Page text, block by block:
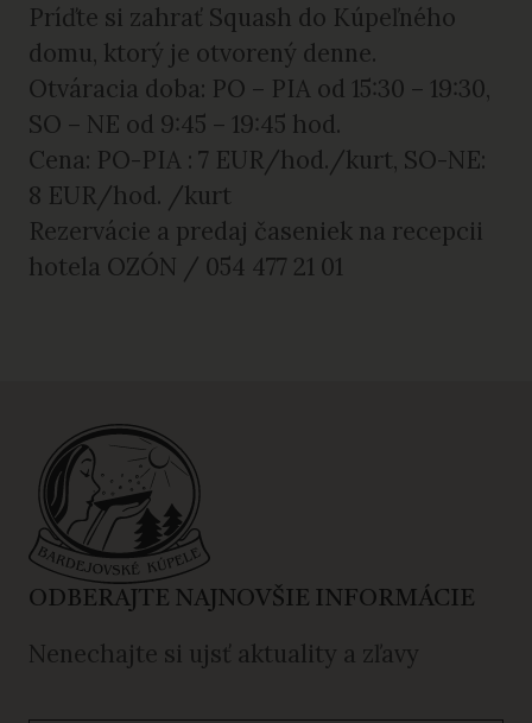
Príďte si zahrať Squash do Kúpeľného
domu, ktorý je otvorený denne.
Otváracia doba: PO – PIA od 15:30 – 19:30,
SO – NE od 9:45 – 19:45 hod.
Cena: PO-PIA : 7 EUR/hod./kurt, SO-NE:
8 EUR/hod. /kurt
Rezervácie a predaj časeniek na recepcii
hotela OZÓN / 054 477 21 01
ODBERAJTE NAJNOVŠIE INFORMÁCIE
Nenechajte si ujsť aktuality a zľavy